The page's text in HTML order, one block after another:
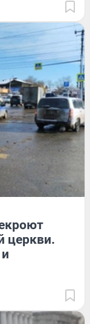
церкви.